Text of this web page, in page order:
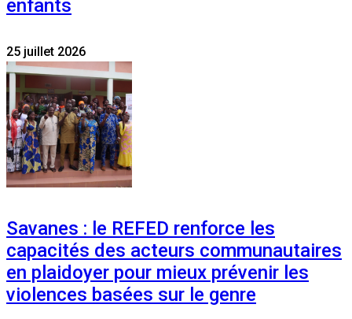
enfants
25 juillet 2026
Savanes : le REFED renforce les
capacités des acteurs communautaires
en plaidoyer pour mieux prévenir les
violences basées sur le genre